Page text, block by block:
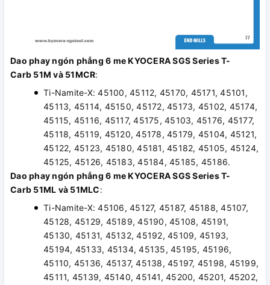
Dao phay ngón phẳng 6 me KYOCERA SGS Series T-
Carb 51M và 51MCR:
Ti-Namite-X: 45100, 45112, 45170, 45171, 45101,
45113, 45114, 45150, 45172, 45173, 45102, 45174,
45115, 45116, 45117, 45175, 45103, 45176, 45177,
45118, 45119, 45120, 45178, 45179, 45104, 45121,
45122, 45123, 45180, 45181, 45182, 45105, 45124,
45125, 45126, 45183, 45184, 45185, 45186.
Dao phay ngón phẳng 6 me KYOCERA SGS Series T-
Carb 51ML và 51MLC:
Ti-Namite-X: 45106, 45127, 45187, 45188, 45107,
45128, 45129, 45189, 45190, 45108, 45191,
45130, 45131, 45132, 45192, 45109, 45193,
45194, 45133, 45134, 45135, 45195, 45196,
45110, 45136, 45137, 45138, 45197, 45198, 45199,
45111, 45139, 45140, 45141, 45200, 45201, 45202,